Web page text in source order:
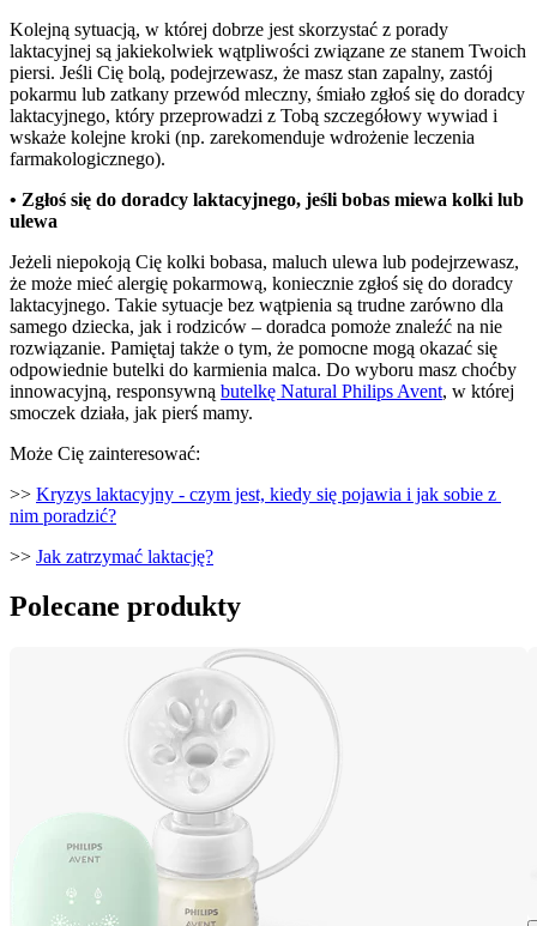
Kolejną sytuacją, w której dobrze jest skorzystać z porady
laktacyjnej są jakiekolwiek wątpliwości związane ze stanem Twoich
piersi. Jeśli Cię bolą, podejrzewasz, że masz stan zapalny, zastój
pokarmu lub zatkany przewód mleczny, śmiało zgłoś się do doradcy
laktacyjnego, który przeprowadzi z Tobą szczegółowy wywiad i
wskaże kolejne kroki (np. zarekomenduje wdrożenie leczenia
farmakologicznego).
• Zgłoś się do doradcy laktacyjnego, jeśli bobas miewa kolki lub
ulewa
Jeżeli niepokoją Cię kolki bobasa, maluch ulewa lub podejrzewasz,
że może mieć alergię pokarmową, koniecznie zgłoś się do doradcy
laktacyjnego. Takie sytuacje bez wątpienia są trudne zarówno dla
samego dziecka, jak i rodziców – doradca pomoże znaleźć na nie
rozwiązanie. Pamiętaj także o tym, że pomocne mogą okazać się
odpowiednie butelki do karmienia malca. Do wyboru masz choćby
innowacyjną, responsywną butelkę Natural Philips Avent, w której
smoczek działa, jak pierś mamy.
Może Cię zainteresować:
>> Kryzys laktacyjny - czym jest, kiedy się pojawia i jak sobie z
nim poradzić?
>> Jak zatrzymać laktację?
Polecane produkty